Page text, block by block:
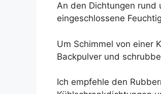
An den Dichtungen rund
eingeschlossene
Um Schimmel von einer
Backpulver und
Ich empfehle den